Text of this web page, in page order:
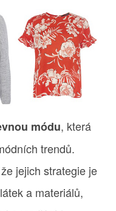
módu, která
trendů.
jejich strategie je
a materiálů,